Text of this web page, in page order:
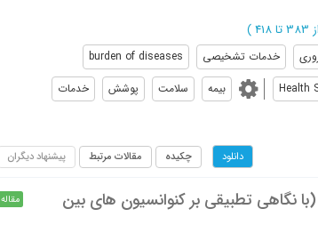
از 383 تا 418 )
خدمات تشخیصی
burden of diseases
Health بیمه سلامت پوشش
خدمات
دانلود چکیده مقالات مرتبط پیشنهاد دیگران
(با نگاهی تطبیقی بر کنوانسیون های بین
مقاله